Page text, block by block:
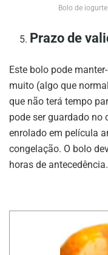
Bolo de
Prazo de
Este bolo pode
muito (algo que
que não terá tempo
pode ser guardado no
enrolado em película
congelação. O bolo
horas de antecedência.